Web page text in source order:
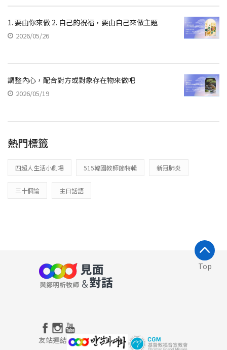
1. 要由你來做 2. 自己的祝福，要由自己來做主題
2026/05/26
調整內心，配合對方或對象存在物來做吧
2026/05/19
熱門標籤
四超人生活小劇場 515韓國教師節特輯 新冠肺炎
三十個論 主日話語
Top
友站連結